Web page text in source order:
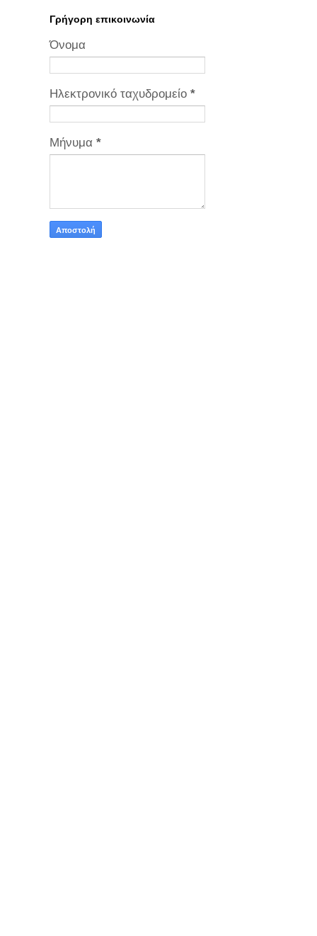
Γρήγορη επικοινωνία
Όνομα
Ηλεκτρονικό ταχυδρομείο *
Μήνυμα *